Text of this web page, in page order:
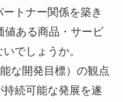
トナー関係を築き
値ある商品・サービ
でしょうか。
な開発目標）の観点
続可能な発展を遂